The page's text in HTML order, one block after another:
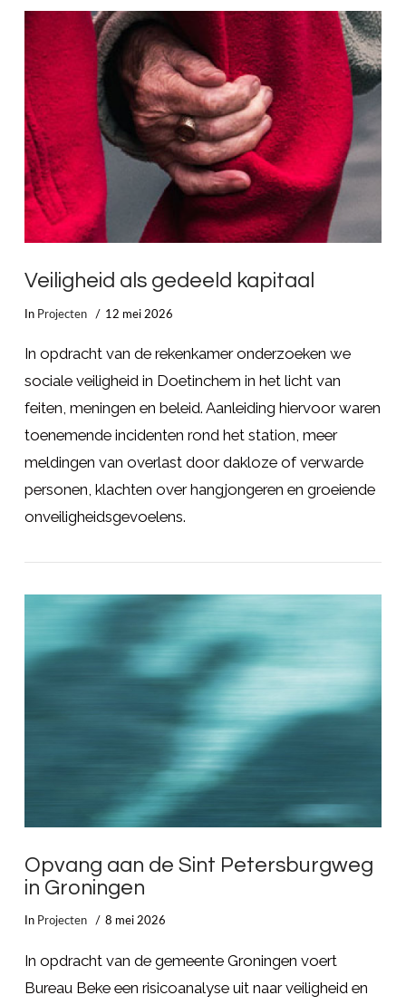
Veiligheid als gedeeld kapitaal
In Projecten 12 mei 2026
In opdracht van de rekenkamer onderzoeken we
sociale veiligheid in Doetinchem in het licht van
feiten, meningen en beleid. Aanleiding hiervoor waren
toenemende incidenten rond het station, meer
meldingen van overlast door dakloze of verwarde
personen, klachten over hangjongeren en groeiende
onveiligheidsgevoelens.
Opvang aan de Sint Petersburgweg
in Groningen
In Projecten 8 mei 2026
In opdracht van de gemeente Groningen voert
Bureau Beke een risicoanalyse uit naar veiligheid en